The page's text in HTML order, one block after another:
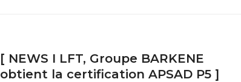
[ NEWS I LFT, Groupe BARKENE
obtient la certification APSAD P5 ]